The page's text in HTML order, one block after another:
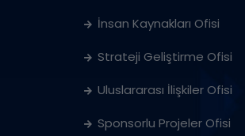
İnsan Kaynakları Ofisi
Strateji Geliştirme Ofisi
Uluslararası İlişkiler Ofisi
Sponsorlu Projeler Ofisi